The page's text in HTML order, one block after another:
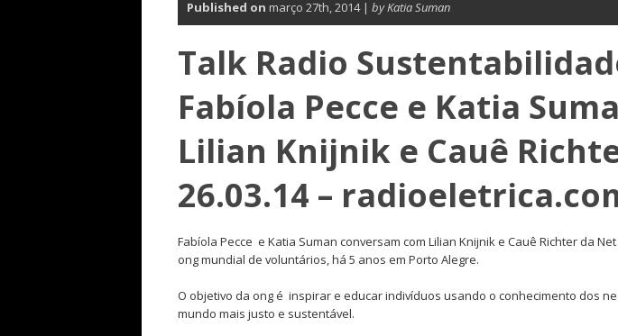
Published on março 27th, 2014 | by Katia Suman
Talk Radio
Fabíola Pecce e Katia
Lilian Knijnik e Cauê
26.03.14 –
Fabíola Pecce e Katia Suman conversam com Lilian Knijnik e Cauê Richter da
ong mundial de voluntários, há 5 anos em Porto Alegre.
O objetivo da ong é inspirar e educar indivíduos usando o conhecimento dos
mundo mais justo e sustentável.